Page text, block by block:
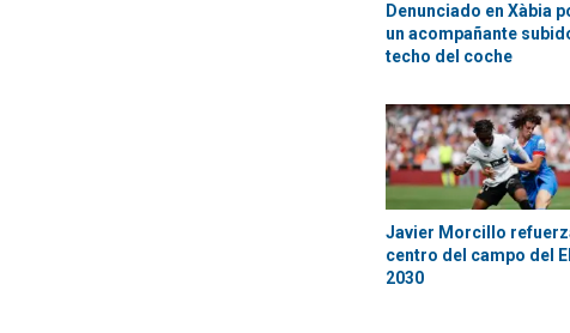
Denunciado en Xàbia
un acompañante
techo del coche
Javier Morcillo
centro del campo del
2030